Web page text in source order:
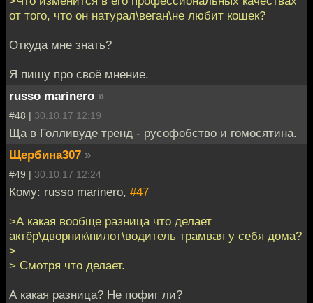
от того, что он натурал\веган\не любит кошек?
Откуда мне знать?
Я пишу про своё мнение.
russo marinero »
#48 | 30.10.17 12:19
Ща в Голливуде тренд - русофобство и гомосятина.
Щербина307 »
#49 | 30.10.17 12:24
Кому: russo marinero, #47
>А какая вообще разница что делает
актёр\дворник\пилот\водитель трамвая у себя дома?
>
> Смотря что делает.
А какая разница? Не пофиг ли?